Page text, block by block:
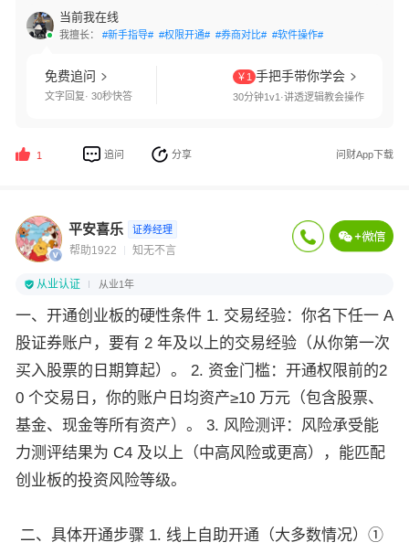
当前我在线
我擅长： #新手指导# #权限开通# #券商对比# #软件操作#
免费追问
文字回复· 30秒快答
￥1 手把手带你学会
30分钟1v1·讲透逻辑教会操作
1 追问 分享 问财App下载
平安喜乐 证券经理
帮助1922 知无不言
从业认证 从业1年
一、开通创业板的硬性条件 1. 交易经验：你名下任一 A
股证券账户，要有 2 年及以上的交易经验（从你第一次
买入股票的日期算起）。 2. 资金门槛：开通权限前的2
0 个交易日，你的账户日均资产≥10 万元（包含股票、
基金、现金等所有资产）。 3. 风险测评：风险承受能
力测评结果为 C4 及以上（中高风险或更高），能匹配
创业板的投资风险等级。
二、具体开通步骤 1. 线上自助开通（大多数情况）①